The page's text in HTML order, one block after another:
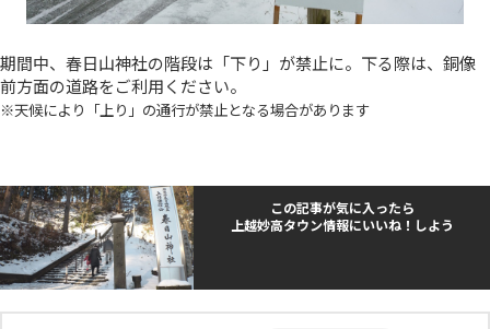
期間中、春日山神社の階段は「下り」が禁止に。下る際は、銅像
前方面の道路をご利用ください。
※天候により「上り」の通行が禁止となる場合があります
この記事が気に入ったら
上越妙高タウン情報にいいね！しよう